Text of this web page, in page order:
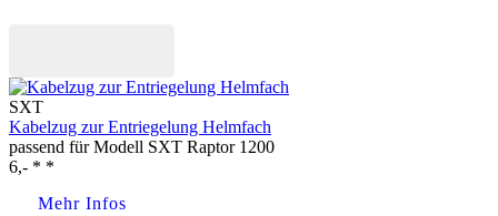
SXT
Kabelzug zur Entriegelung Helmfach
passend für Modell SXT Raptor 1200
6,- * *
Mehr Infos